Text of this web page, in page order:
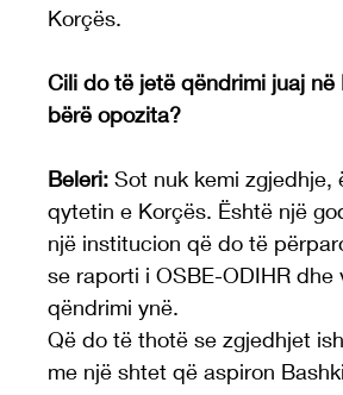
Korçës.
Cili do të jetë qëndrimi juaj
bërë opozita?
Beleri: Sot nuk kemi zgjedhje,
qytetin e Korçës. Është një
një institucion që do të
se raporti i OSBE-ODIHR
qëndrimi ynë.
Që do të thotë se zgjedhjet
me një shtet që aspiron